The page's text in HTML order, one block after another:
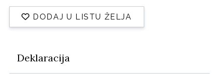
DODAJ U LISTU ŽELJA
Deklaracija